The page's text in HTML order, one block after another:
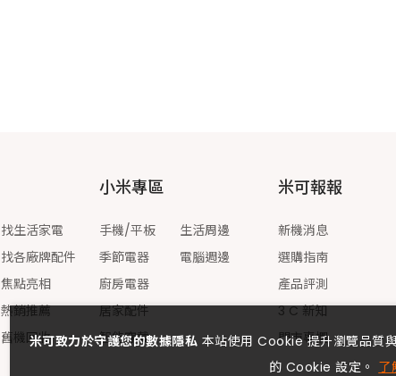
找生活家電
找各廠牌配件
焦點亮相
熱銷推薦
舊機回收
小米專區
手機/平板
季節電器
廚房電器
居家配件
智能穿戴
生活周邊
電腦週邊
米可報報
新機消息
選購指南
產品評測
3 C 新知
門市專欄
米可致力於守護您的數據隱私 本站使用 Cookie 提升瀏覽品質
的 Cookie 設定。 了